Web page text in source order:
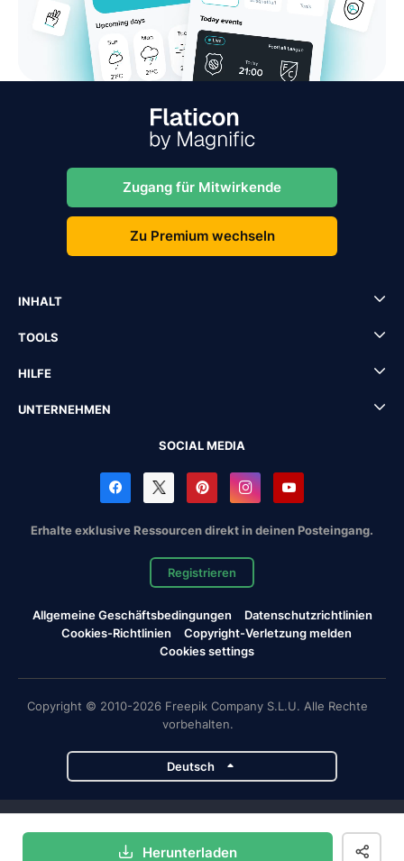
Herunterladen
Zugang für Mitwirkende
Zu Premium wechseln
INHALT
TOOLS
HILFE
UNTERNEHMEN
SOCIAL MEDIA
Erhalte exklusive Ressourcen direkt in deinen Posteingang.
Registrieren
Allgemeine Geschäftsbedingungen
Datenschutzrichtlinien
Cookies-Richtlinien
Copyright-Verletzung melden
Cookies settings
Copyright © 2010-2026 Freepik Company S.L.U. Alle Rechte
vorbehalten.
Deutsch